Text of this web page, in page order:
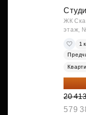
ЖК
этаж,
1
17
20
579